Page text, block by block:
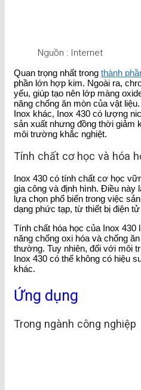
Nguồn : Internet
Quan trọng nhất trong thành
phần lớn hợp kim. Ngoài ra,
yếu, giúp tạo nên lớp màng
năng chống ăn mòn của vật
Inox khác, Inox 430 có lượng
sản xuất nhưng đồng thời giảm
môi trường khắc nghiệt.
Tính chất cơ học và hóa
Inox 430 có tính chất cơ học
gia công và định hình. Điều này
lựa chọn phổ biến trong việc
dạng phức tạp, từ thiết bị điện
Tính chất hóa học của Inox 430
năng chống oxi hóa và chống
thường. Tuy nhiên, đối với môi
Inox 430 có thể không có hiệu
khác.
Ứng dụng
Trong ngành công nghiệp